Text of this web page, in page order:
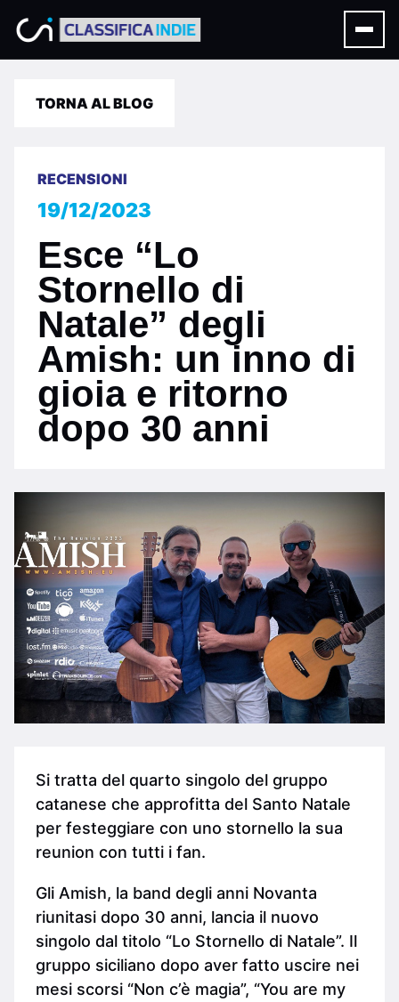
TORNA AL BLOG
RECENSIONI
19/12/2023
Esce “Lo
Stornello di
Natale” degli
Amish: un inno di
gioia e ritorno
dopo 30 anni
Si tratta del quarto singolo del gruppo
catanese che approfitta del Santo Natale
per festeggiare con uno stornello la sua
reunion con tutti i fan.
Gli Amish, la band degli anni Novanta
riunitasi dopo 30 anni, lancia il nuovo
singolo dal titolo “Lo Stornello di Natale”. Il
gruppo siciliano dopo aver fatto uscire nei
mesi scorsi “Non c’è magia”, “You are my